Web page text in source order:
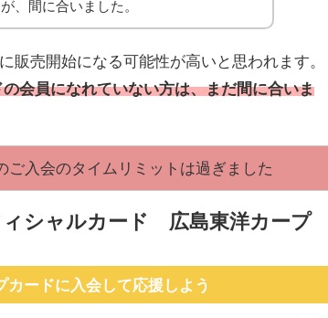
、間に合いました。
販売開始になる可能性が高いと思われます。
会員になれていない方は、まだ間に合いま
ご入会のタイムリミットは過ぎました
シャルカード 広島東洋カープ
カードに入会して応援しよう